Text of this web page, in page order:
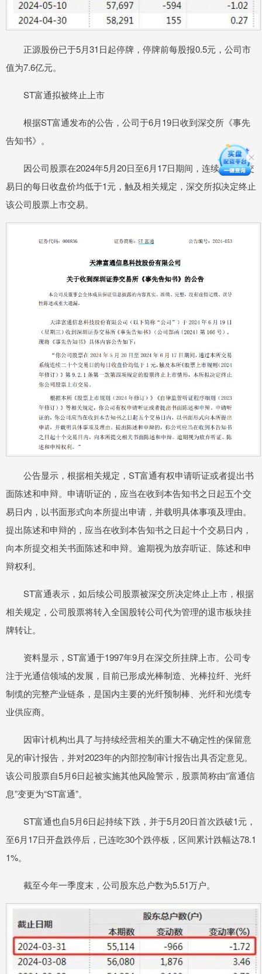
正源股份已于5月31日起停牌，停牌前每股报0.5元，公司市
值为7.6亿元。
ST富通拟被终止上市
根据ST富通发布的公告，公司于6月19日收到深交所《事先
告知书》。
因公司股票在2024年5月20日至6月17日期间，连续二十个交
易日的每日收盘价均低于1元，触及相关规定，深交所拟决定终止
该公司股票上市交易。
公告显示，根据相关规定，ST富通有权申请听证或者提出书
面陈述和申辩。申请听证的，应当在收到本告知书之日起五个交
易日内，以书面形式向本所提出申请，并载明具体事项及理由。
提出陈述和申辩的，应当在收到本告知书之日起十个交易日内，
向本所提交相关书面陈述和申辩。逾期视为放弃听证、陈述和申
辩权利。
ST富通表示，如后续公司股票被深交所决定终止上市，根据
相关规定，公司股票将转入全国股转公司代为管理的退市板块挂
牌转让。
资料显示，ST富通于1997年9月在深交所挂牌上市。公司专
注于光通信领域的发展，目前已形成光棒制造、光棒拉纤、光纤
制缆的完整产业链条，是国内主要的光纤预制棒、光纤和光缆专
业供应商。
因审计机构出具了与持续经营相关的重大不确定性的保留意
见的审计报告，并对2023年的内部控制审计报告出具否定意见。
该公司股票自5月6日起被实施其他风险警示，股票简称由“富通信
息”变更为“ST富通”。
ST富通也自5月6日起持续下跌，并于5月20日首次跌破1元，
至6月17日开盘跌停后，已连吃30个跌停板，区间累计跌幅达78.1
1%。
截至今年一季度末，公司股东总户数为5.51万户。